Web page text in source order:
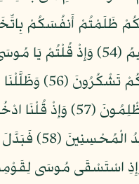
ظَلَمْتُمْ أَنفُسَكُمْ
بَعْدِ
كَانُواْ أَنفُسَهُمْ
خَطَايَاكُمْ
(59) وَإِذِ اسْتَسْقَى